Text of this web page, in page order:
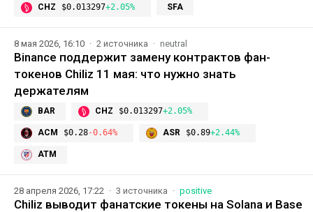
CHZ $0.013297+2.05% SFA
8 мая 2026, 16:10 2 источника neutral
Binance поддержит замену контрактов фан-
токенов Chiliz 11 мая: что нужно знать
держателям
BAR CHZ $0.013297+2.05%
ACM $0.28-0.64% ASR $0.89+2.44%
ATM
28 апреля 2026, 17:22 3 источника positive
Chiliz выводит фанатские токены на Solana и Base